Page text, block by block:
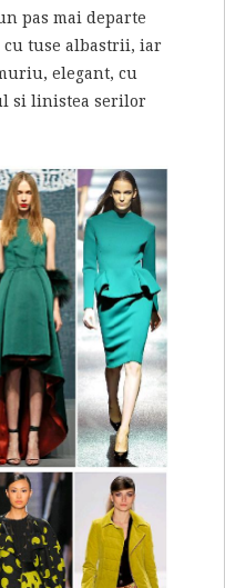
pas mai departe
tuse albastrii, iar
elegant, cu
si linistea serilor